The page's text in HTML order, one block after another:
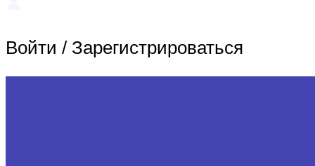
Войти / Зарегистрироваться